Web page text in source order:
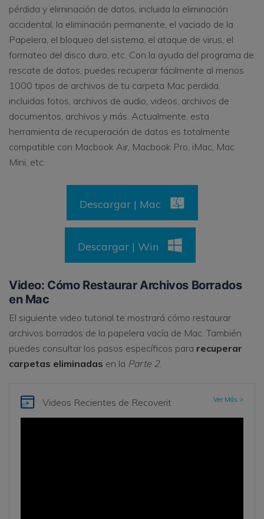
pérdida y eliminación de datos, incluida la eliminación
accidental, la eliminación permanente, el vaciado de la
Papelera, el bloqueo del sistema, el ataque de virus, el
formateo del disco duro, etc. Con la ayuda del programa de
rescate de datos, puedes recuperar fácilmente al menos
1000 tipos de archivos de tu carpeta Mac perdida,
incluidas fotos, archivos de audio, videos, archivos de
documentos, archivos y más. Actualmente, esta
herramienta de recuperación de datos es totalmente
compatible con Macbook Air, Macbook Pro, iMac, Mac
Mini, etc.
Descargar | Mac
Descargar | Win
Video: Cómo Restaurar Archivos Borrados
en Mac
El siguiente video tutorial te mostrará cómo restaurar
archivos borrados de la papelera vacía de Mac. También
puedes consultar los pasos específicos para recuperar
carpetas eliminadas en la Parte 2.
Videos Recientes de Recoverit Ver Más >